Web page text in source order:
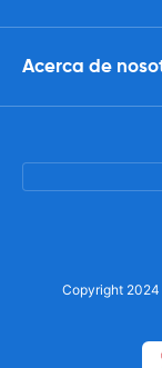
Acerca de
Copyright 2024